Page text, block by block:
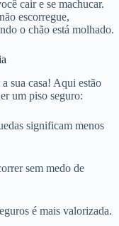
cair e se machucar.
escorregue,
o chão está molhado.
sua casa! Aqui estão
um piso seguro:
significam menos
sem medo de
é mais valorizada.